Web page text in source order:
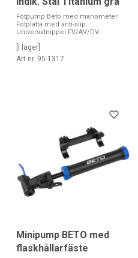
Fotpump Beto med manometer
Fotplatta med anti-slip
Universalnippel FV/AV/DV...
[I lager]
Art nr. 95-1317
Minipump BETO med
flaskhållarfäste